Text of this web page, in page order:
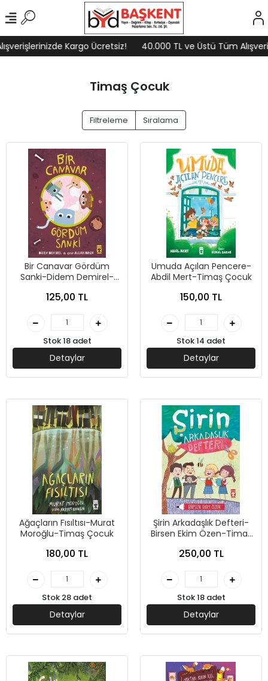
Kargo Ücretsiz! 40.000 TL ve Üstü Tüm
Timaş Çocuk
Filtreleme Sıralama
Bir Canavar Gördüm
Sanki-Didem Demirel-
125,00 TL
Stok 18 adet
Detaylar
Umuda Açılan Pencere-
Abdil Mert-Timaş Çocuk
150,00 TL
Stok 14 adet
Detaylar
Ağaçların Fısıltısı-Murat
Moroğlu-Timaş Çocuk
180,00 TL
Stok 28 adet
Detaylar
Şirin Arkadaşlık Defteri-
Birsen Ekim Özen-Timaş
250,00 TL
Stok 18 adet
Detaylar